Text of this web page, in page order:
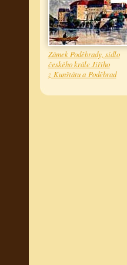
Zámek Poděbrady, sídlo
českého krále Jiřího
z Kunštátu a Poděbrad